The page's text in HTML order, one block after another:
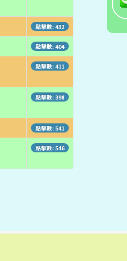
點擊數: 432
點擊數: 404
點擊數: 411
點擊數: 398
點擊數: 541
點擊數: 546